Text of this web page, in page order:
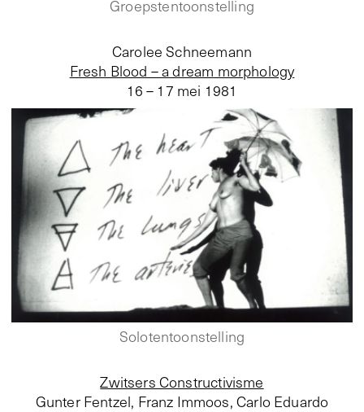
Groepstentoonstelling
Fresh Blood – a dream morphology
Carolee Schneemann
16 – 17 mei 1981
Solotentoonstelling
Zwitsers Constructivisme
Gunter Fentzel, Franz Immoos, Carlo Eduardo